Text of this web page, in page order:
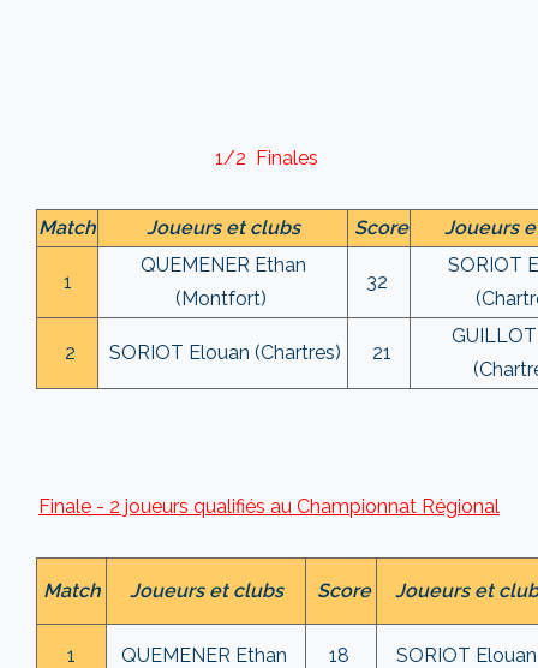
1/2 Finales
Match Joueurs et clubs Score Joueurs
1
QUEMENER Ethan
(Montfort)
32
SORIOT
2 SORIOT Elouan (Chartres) 21
Finale - 2 joueurs qualifiés au Championnat Régional
Match Joueurs et clubs Score Joueurs et
1 QUEMENER Ethan 18 SORIOT